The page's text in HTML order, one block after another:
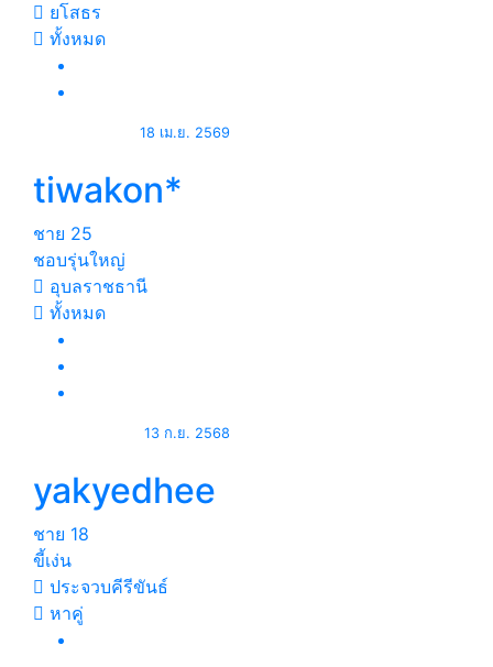
ยโสธร
ทั้งหมด
18 เม.ย. 2569
tiwakon*
ชาย 25
ชอบรุ่นใหญ่
อุบลราชธานี
ทั้งหมด
13 ก.ย. 2568
yakyedhee
ชาย 18
ขี้เง่น
ประจวบคีรีขันธ์
หาคู่